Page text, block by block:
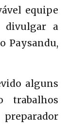
equipe
divulgar a
Paysandu,
alguns
trabalhos